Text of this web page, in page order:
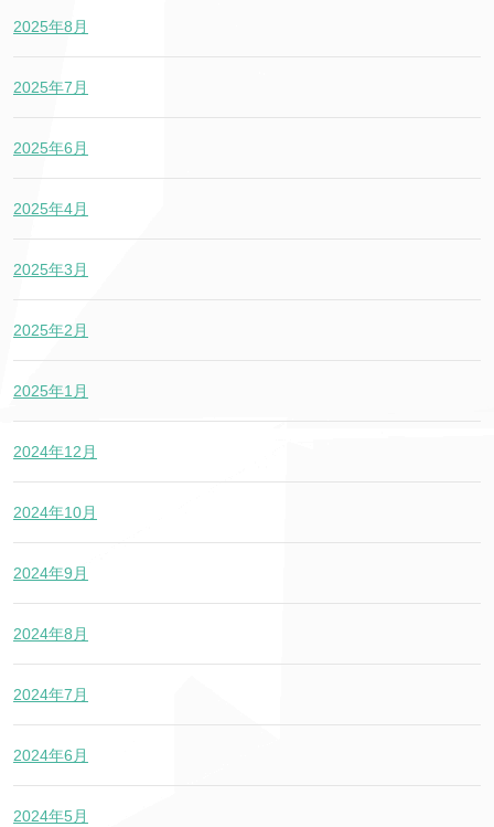
2025年8月
2025年7月
2025年6月
2025年4月
2025年3月
2025年2月
2025年1月
2024年12月
2024年10月
2024年9月
2024年8月
2024年7月
2024年6月
2024年5月